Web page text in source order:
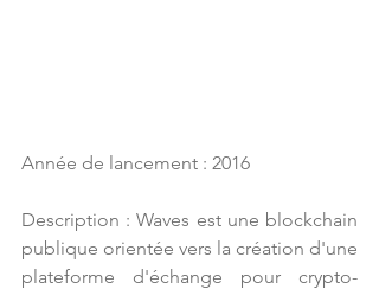
Année de lancement : 2016
Description : Waves est une blockchain
publique orientée vers la création d'une
plateforme d'échange pour crypto-